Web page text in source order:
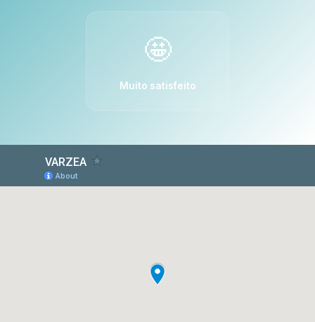
🤩
Muito satisfeito